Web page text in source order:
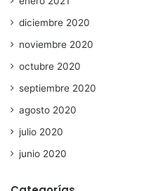
diciembre 2020
noviembre 2020
octubre 2020
septiembre 2020
agosto 2020
julio 2020
junio 2020